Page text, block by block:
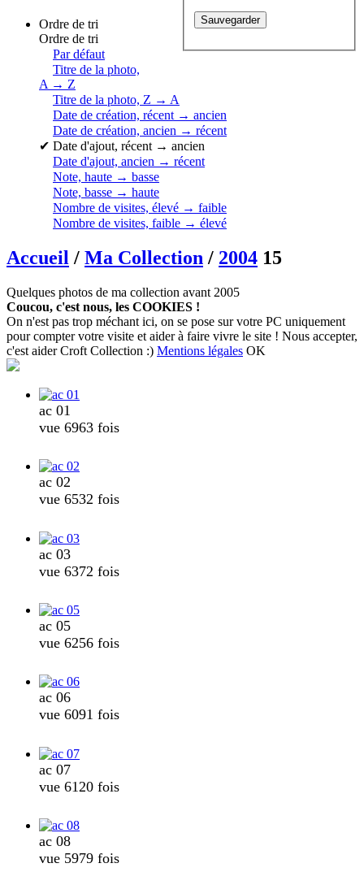
Ordre de tri
Ordre de tri
Par défaut
Titre de la photo,
A → Z
Titre de la photo, Z → A
Date de création, récent → ancien
Date de création, ancien → récent
✔ Date d'ajout, récent → ancien
Date d'ajout, ancien → récent
Note, haute → basse
Note, basse → haute
Nombre de visites, élevé → faible
Nombre de visites, faible → élevé
Accueil / Ma Collection / 2004 15
Quelques photos de ma collection avant 2005
Coucou, c'est nous, les COOKIES !
On n'est pas trop méchant ici, on se pose sur votre PC uniquement
pour compter votre visite et aider à faire vivre le site ! Nous accepter,
c'est aider Croft Collection :) Mentions légales OK
ac 01
vue 6963 fois
ac 02
vue 6532 fois
ac 03
vue 6372 fois
ac 05
vue 6256 fois
ac 06
vue 6091 fois
ac 07
vue 6120 fois
ac 08
vue 5979 fois